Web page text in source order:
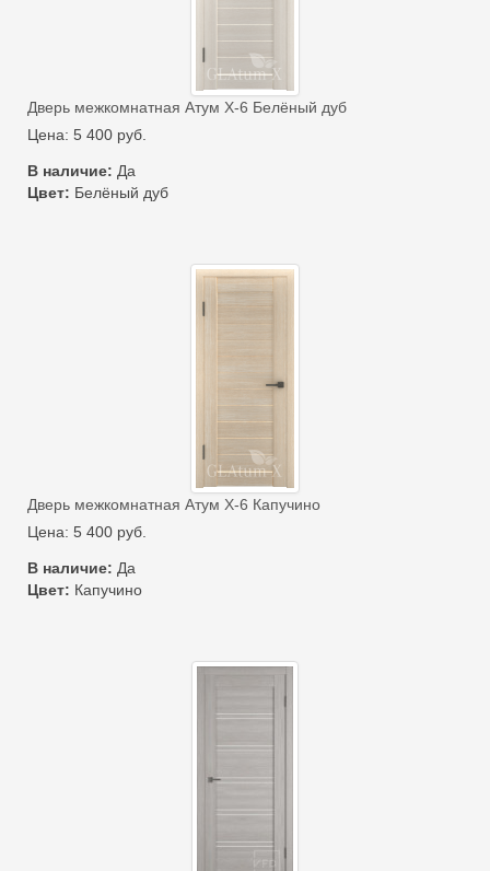
Дверь межкомнатная Атум Х-6 Белёный дуб
Цена: 5 400 руб.
В наличие: Да
Цвет: Белёный дуб
Дверь межкомнатная Атум Х-6 Капучино
Цена: 5 400 руб.
В наличие: Да
Цвет: Капучино